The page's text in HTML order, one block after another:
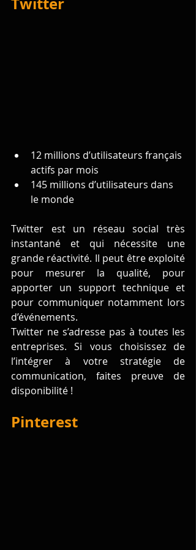
12 millions d’utilisateurs français
actifs par mois
145 millions d’utilisateurs dans
le monde
Twitter est un réseau social très
instantané et qui nécessite une
grande réactivité. Il peut être exploité
pour mesurer la qualité, pour
apporter un support technique et
pour communiquer notamment lors
d’événements.
Twitter ne s’adresse pas à toutes les
entreprises. Si vous choisissez de
l’intégrer à votre stratégie de
communication, faites preuve de
disponibilité !
Pinterest